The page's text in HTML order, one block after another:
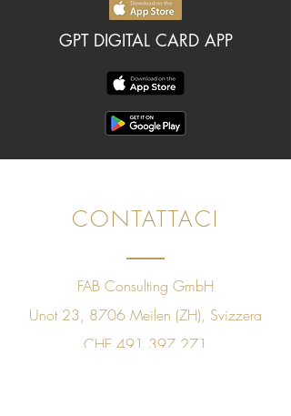
GPT DIGITAL CARD APP
CONTATTACI
FAB Consulting GmbH
Unot 23, 8706 Meilen (ZH), Svizzera
CHE 491.397.271